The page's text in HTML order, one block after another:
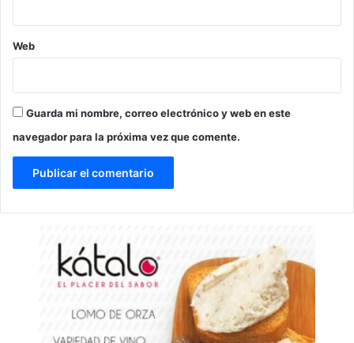
Web
Guarda mi nombre, correo electrónico y web en este
navegador para la próxima vez que comente.